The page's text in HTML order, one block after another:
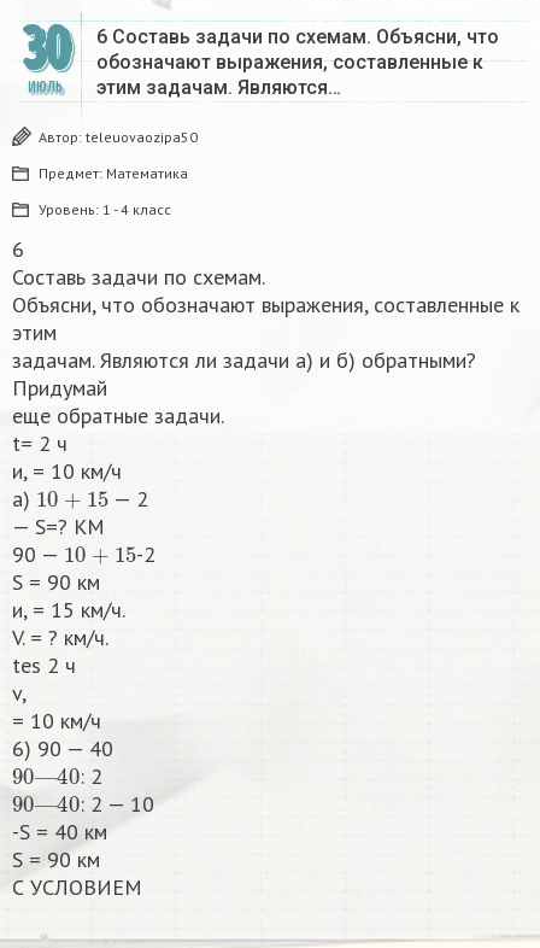
30
ИЮЛЬ
6 Составь задачи по схемам. Объясни, что
обозначают выражения, составленные к
этим задачам. Являются…
Автор: teleuovaozipa50
Предмет: Математика
Уровень: 1 - 4 класс
6
Составь задачи по схемам.
Объясни, что обозначают выражения, составленные к
этим
задачам. Являются ли задачи а) и б) обратными?
Придумай
еще обратные задачи.
t= 2 ч
и, = 10 км/ч
а) 10+15
— 2
— S=? КМ
90 — 10+15 -2
S = 90 км
и, = 15 км/ч.
V. = ? км/ч.
tes 2 ч
v,
= 10 км/ч
6) 90 — 40
90 —40: 2
90 40: 2 — 10
-S = 40 км
S = 90 км
С УСЛОВИЕМ​